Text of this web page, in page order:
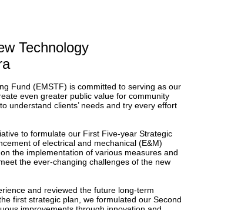
Technology
Fund (EMSTF) is committed to serving as our
even greater public value for community
understand clients’ needs and try every effort
to formulate our First Five-year Strategic
of electrical and mechanical (E&M)
the implementation of various measures and
the ever-changing challenges of the new
and reviewed the future long-term
first strategic plan, we formulated our Second